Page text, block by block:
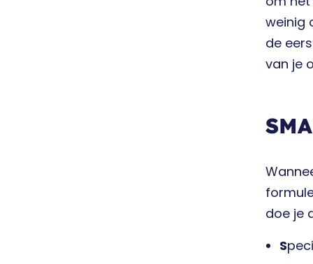
weinig
de
van je
doe je
S